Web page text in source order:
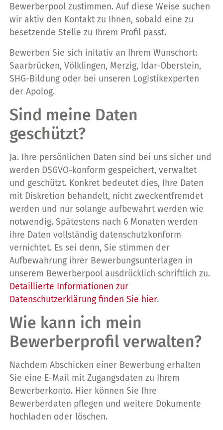
Bewerberpool zustimmen. Auf diese Weise suchen
wir aktiv den Kontakt zu Ihnen, sobald eine zu
besetzende Stelle zu Ihrem Profil passt.
Bewerben Sie sich initativ an Ihrem Wunschort:
Saarbrücken, Völklingen, Merzig, Idar-Oberstein,
SHG-Bildung oder bei unseren Logistikexperten
der Apolog.
Sind meine Daten
geschützt?
Ja. Ihre persönlichen Daten sind bei uns sicher und
werden DSGVO-konform gespeichert, verwaltet
und geschützt. Konkret bedeutet dies, Ihre Daten
mit Diskretion behandelt, nicht zweckentfremdet
werden und nur solange aufbewahrt werden wie
notwendig. Spätestens nach 6 Monaten werden
ihre Daten vollständig datenschutzkonform
vernichtet. Es sei denn, Sie stimmen der
Aufbewahrung ihrer Bewerbungsunterlagen in
unserem Bewerberpool ausdrücklich schriftlich zu.
Detaillierte Informationen zur
Datenschutzerklärung finden Sie hier.
Wie kann ich mein
Bewerberprofil verwalten?
Nachdem Abschicken einer Bewerbung erhalten
Sie eine E-Mail mit Zugangsdaten zu Ihrem
Bewerberkonto. Hier können Sie Ihre
Bewerberdaten pflegen und weitere Dokumente
hochladen oder löschen.